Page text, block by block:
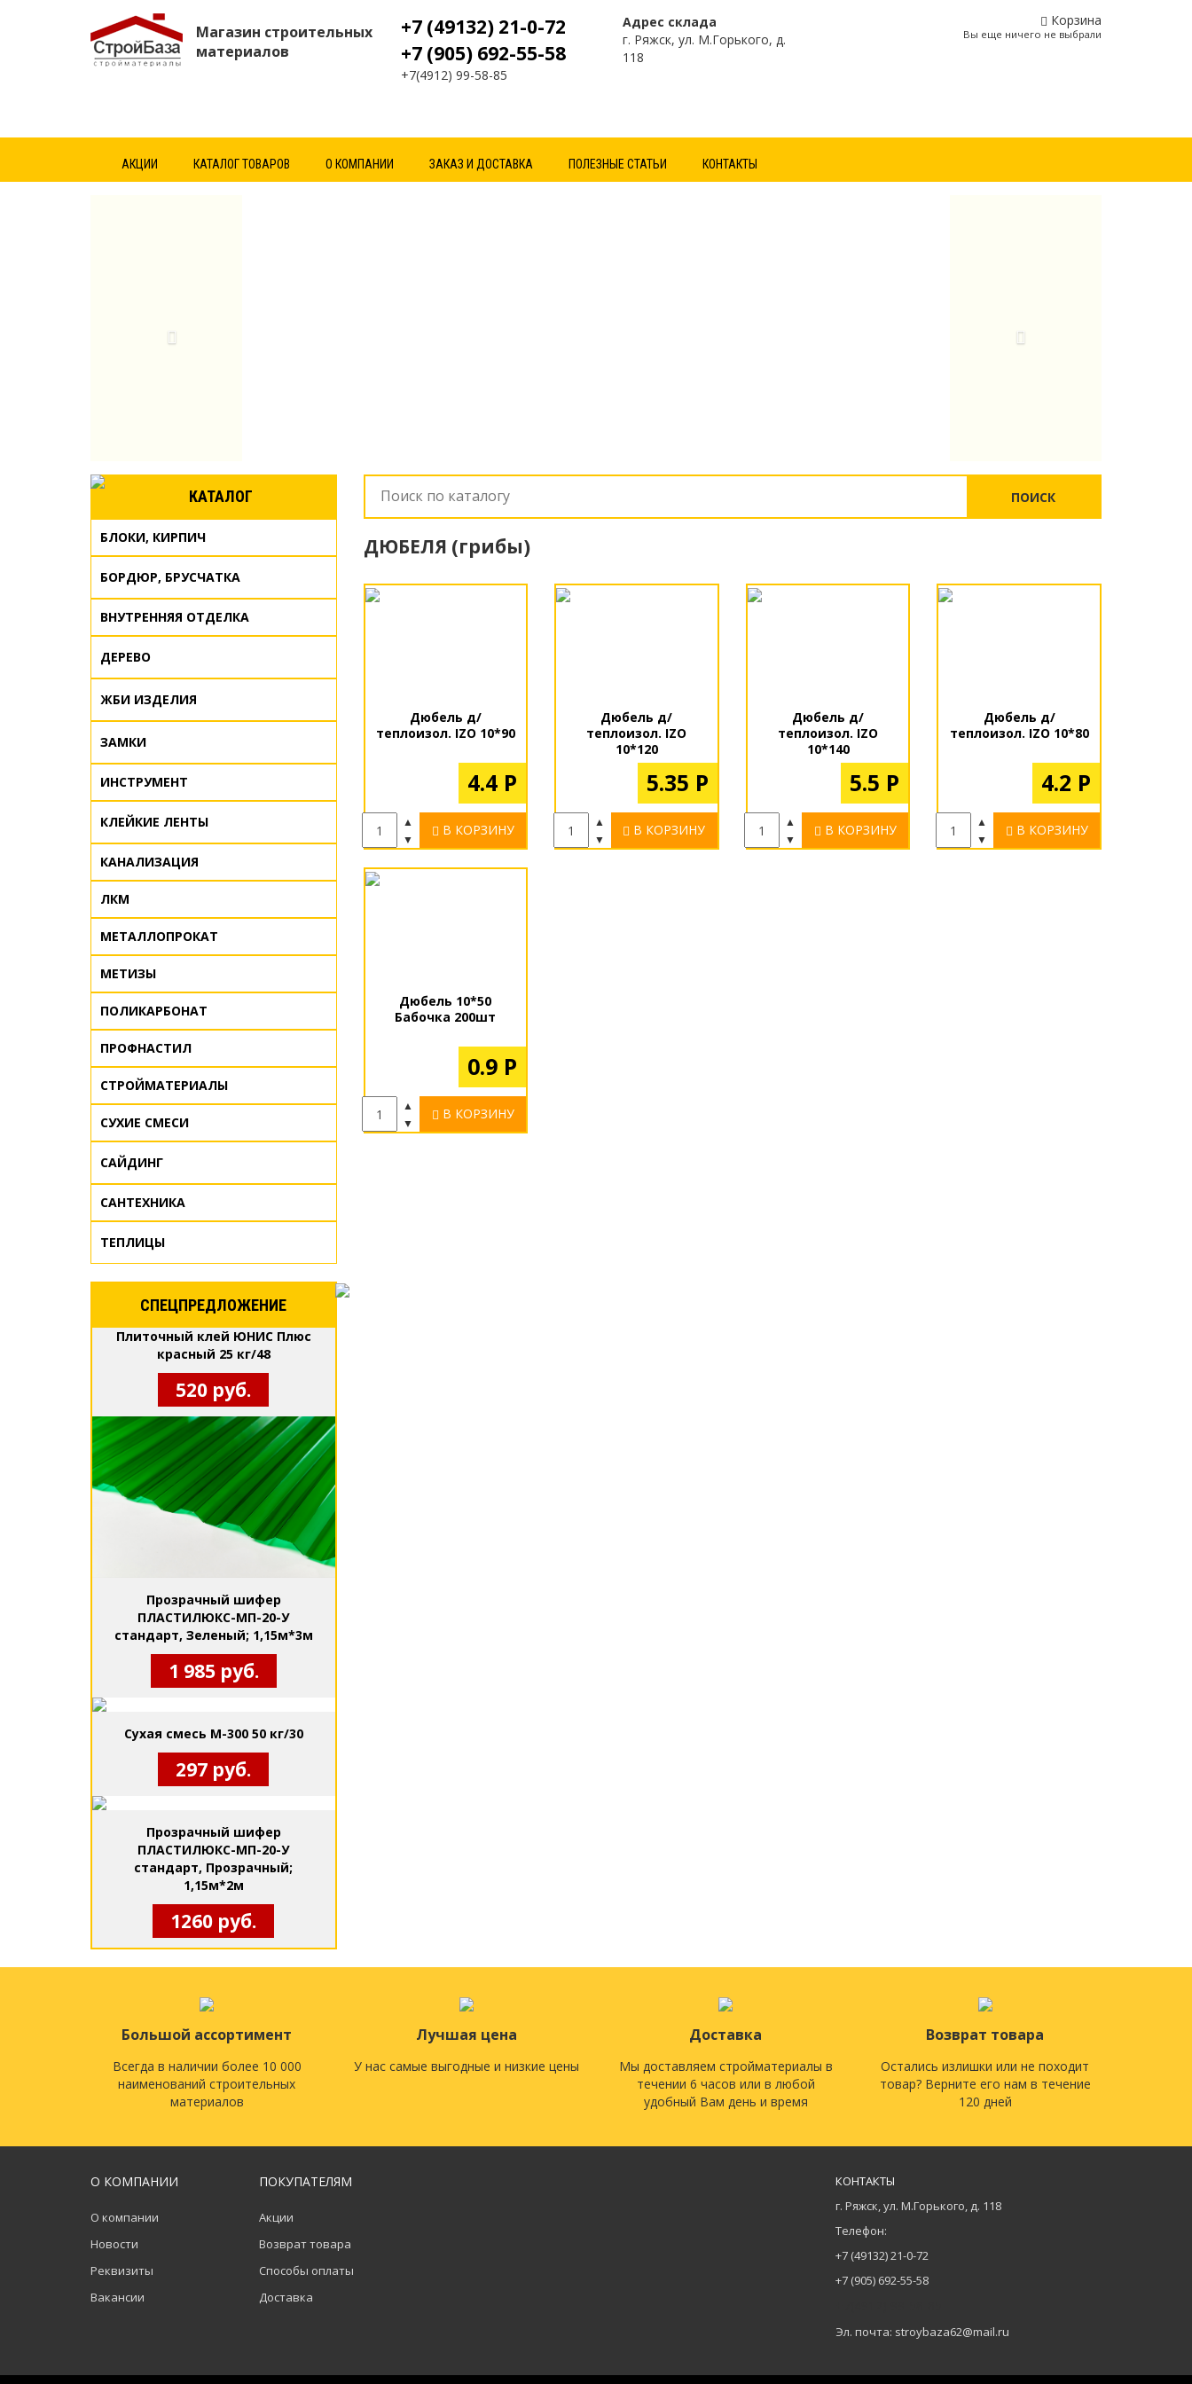
Магазин строительных
материалов
+7 (49132) 21-0-72
+7 (905) 692-55-58
+7(4912) 99-58-85
Адрес склада
г. Ряжск, ул. М.Горького, д.
118
Корзина
Вы еще ничего не выбрали
АКЦИИ КАТАЛОГ ТОВАРОВ О КОМПАНИИ ЗАКАЗ И ДОСТАВКА ПОЛЕЗНЫЕ СТАТЬИ КОНТАКТЫ
КАТАЛОГ
БЛОКИ, КИРПИЧ
БОРДЮР, БРУСЧАТКА
ВНУТРЕННЯЯ ОТДЕЛКА
ДЕРЕВО
ЖБИ ИЗДЕЛИЯ
ЗАМКИ
ИНСТРУМЕНТ
КЛЕЙКИЕ ЛЕНТЫ
КАНАЛИЗАЦИЯ
ЛКМ
МЕТАЛЛОПРОКАТ
МЕТИЗЫ
ПОЛИКАРБОНАТ
ПРОФНАСТИЛ
СТРОЙМАТЕРИАЛЫ
СУХИЕ СМЕСИ
САЙДИНГ
САНТЕХНИКА
ТЕПЛИЦЫ
СПЕЦПРЕДЛОЖЕНИЕ
Плиточный клей ЮНИС Плюс
красный 25 кг/48
520 руб.
Прозрачный шифер
ПЛАСТИЛЮКС-МП-20-У
стандарт, Зеленый; 1,15м*3м
1 985 руб.
Сухая смесь М-300 50 кг/30
297 руб.
Прозрачный шифер
ПЛАСТИЛЮКС-МП-20-У
стандарт, Прозрачный;
1,15м*2м
1260 руб.
ПОИСК
ДЮБЕЛЯ (грибы)
Дюбель д/
теплоизол. IZO 10*90
4.4 Р
В КОРЗИНУ
▲
▼
Дюбель д/
теплоизол. IZO
10*120
5.35 Р
В КОРЗИНУ
▲
▼
Дюбель д/
теплоизол. IZO
10*140
5.5 Р
В КОРЗИНУ
▲
▼
Дюбель д/
теплоизол. IZO 10*80
4.2 Р
В КОРЗИНУ
▲
▼
Дюбель 10*50
Бабочка 200шт
0.9 Р
В КОРЗИНУ
▲
▼
Большой ассортимент
Всегда в наличии более 10 000
наименований строительных
материалов
Лучшая цена
У нас самые выгодные и низкие цены
Доставка
Мы доставляем стройматериалы в
течении 6 часов или в любой
удобный Вам день и время
Возврат товара
Остались излишки или не походит
товар? Верните его нам в течение
120 дней
О КОМПАНИИ
О компании
Новости
Реквизиты
Вакансии
ПОКУПАТЕЛЯМ
Акции
Возврат товара
Способы оплаты
Доставка
КОНТАКТЫ
г. Ряжск, ул. М.Горького, д. 118
Телефон:
+7 (49132) 21-0-72
+7 (905) 692-55-58
Эл. почта: stroybaza62@mail.ru